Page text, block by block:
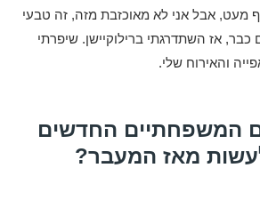
מעט, אבל אני לא מאוכזבת מזה, זה טבעי
אז השתדרגתי ברילוקיישן. שיפרתי
והאירוח שלי.
המשפחתיים החדשים
מאז המעבר?